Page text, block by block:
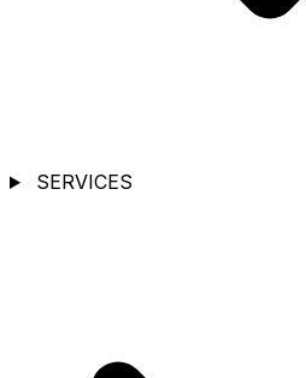
SERVICES